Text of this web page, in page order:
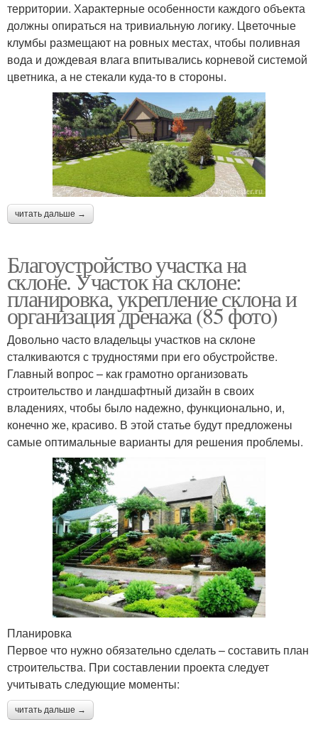
территории. Характерные особенности каждого объекта
должны опираться на тривиальную логику. Цветочные
клумбы размещают на ровных местах, чтобы поливная
вода и дождевая влага впитывались корневой системой
цветника, а не стекали куда-то в стороны.
читать дальше →
Благоустройство участка на
склоне. Участок на склоне:
планировка, укрепление склона и
организация дренажа (85 фото)
Довольно часто владельцы участков на склоне
сталкиваются с трудностями при его обустройстве.
Главный вопрос – как грамотно организовать
строительство и ландшафтный дизайн в своих
владениях, чтобы было надежно, функционально, и,
конечно же, красиво. В этой статье будут предложены
самые оптимальные варианты для решения проблемы.
Планировка
Первое что нужно обязательно сделать – составить план
строительства. При составлении проекта следует
учитывать следующие моменты:
читать дальше →